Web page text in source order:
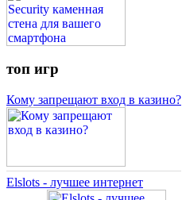
топ игр
Кому запрещают вход в казино?
Elslots - лучшее интернет